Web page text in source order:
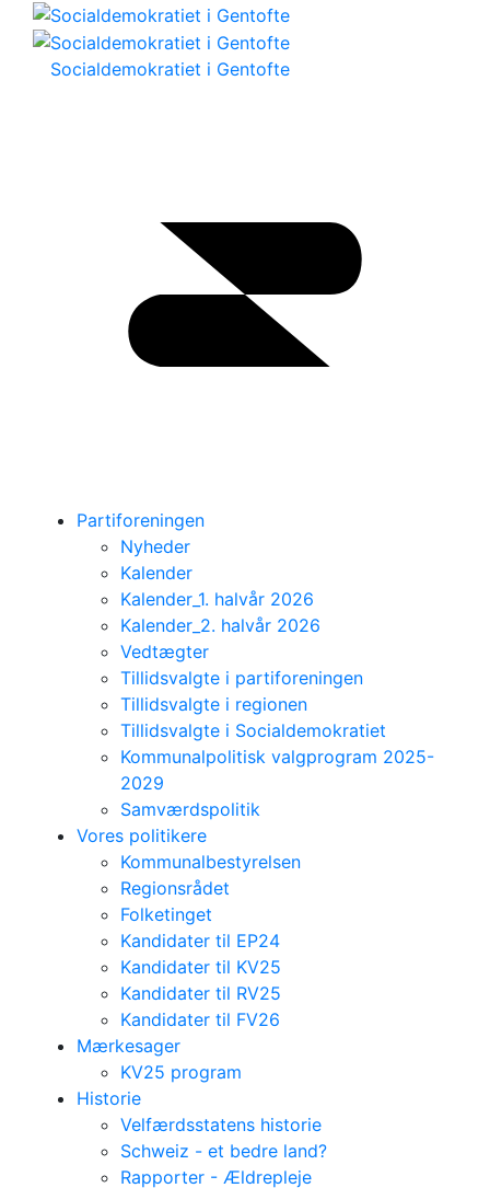
Socialdemokratiet i Gentofte
Partiforeningen
Nyheder
Kalender
Kalender_1. halvår 2026
Kalender_2. halvår 2026
Vedtægter
Tillidsvalgte i partiforeningen
Tillidsvalgte i regionen
Tillidsvalgte i Socialdemokratiet
Kommunalpolitisk valgprogram 2025-
2029
Samværdspolitik
Vores politikere
Kommunalbestyrelsen
Regionsrådet
Folketinget
Kandidater til EP24
Kandidater til KV25
Kandidater til RV25
Kandidater til FV26
Mærkesager
KV25 program
Historie
Velfærdsstatens historie
Schweiz - et bedre land?
Rapporter - Ældrepleje